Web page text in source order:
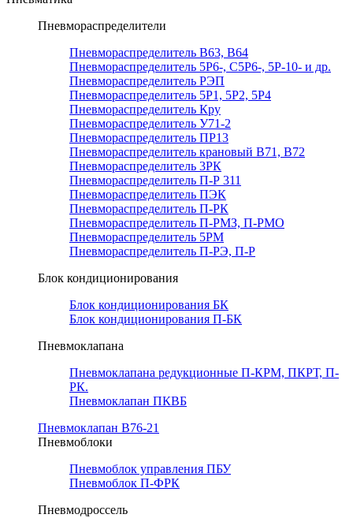
Пневмораспределители
Пневмораспределитель В63, В64
Пневмораспределитель 5Р6-, С5Р6-, 5Р-10- и др.
Пневмораспределитель РЭП
Пневмораспределитель 5Р1, 5Р2, 5Р4
Пневмораспределитель Кру
Пневмораспределитель У71-2
Пневмораспределитель ПР13
Пневмораспределитель крановый В71, В72
Пневмораспределитель 3РК
Пневмораспределитель П-Р 311
Пневмораспределитель ПЭК
Пневмораспределитель П-РК
Пневмораспределитель П-РМЗ, П-РМО
Пневмораспределитель 5РМ
Пневмораспределитель П-РЭ, П-Р
Блок кондиционирования
Блок кондиционирования БК
Блок кондиционирования П-БК
Пневмоклапана
Пневмоклапана редукционные П-КРМ, ПКРТ, П-
РК.
Пневмоклапан ПКВБ
Пневмоклапан В76-21
Пневмоблоки
Пневмоблок управления ПБУ
Пневмоблок П-ФРК
Пневмодроссель